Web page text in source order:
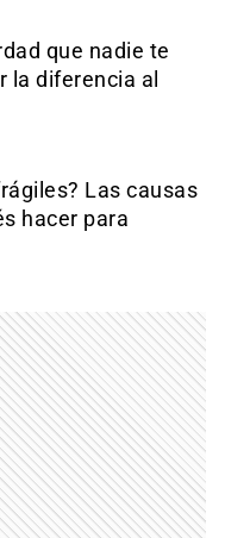
que nadie te
la diferencia al
Las causas
hacer para